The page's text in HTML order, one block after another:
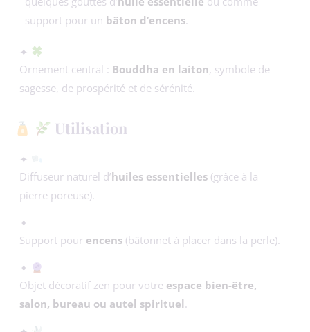
support pour un bâton d’encens.
✦
Ornement central : Bouddha en laiton, symbole de
sagesse, de prospérité et de sérénité.
Utilisation
✦
Diffuseur naturel d’huiles essentielles (grâce à la
pierre poreuse).
✦
Support pour encens (bâtonnet à placer dans la perle).
✦
Objet décoratif zen pour votre espace bien-être,
salon, bureau ou autel spirituel.